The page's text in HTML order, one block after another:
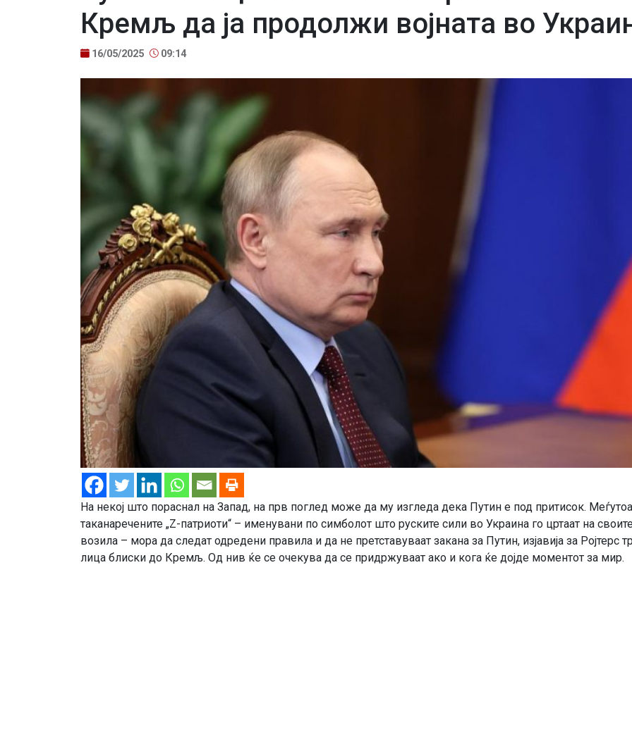
Кремљ да ја продолжи војната во
16/05/2025 09:14
На некој што пораснал на Запад, на прв поглед може да му изгледа дека Путин е под притисок.
таканаречените „Z-патриоти“ – именувани по симболот што руските сили во Украина го цртаат на
возила – мора да следат одредени правила и да не претставуваат закана за Путин, изјавија за Ројтерс
лица блиски до Кремљ. Од нив ќе се очекува да се придржуваат ако и кога ќе дојде моментот за мир.